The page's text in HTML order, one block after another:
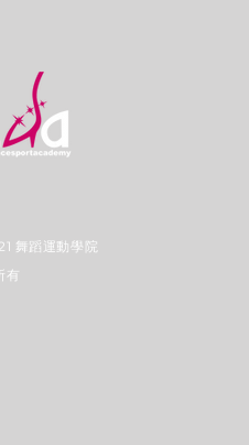
舞蹈運動學院
有